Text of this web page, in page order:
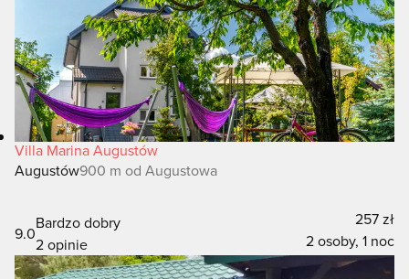
Villa Marina Augustów
Augustów900 m od Augustowa
9.0
Bardzo dobry
2 opinie
257 zł
2 osoby, 1 noc